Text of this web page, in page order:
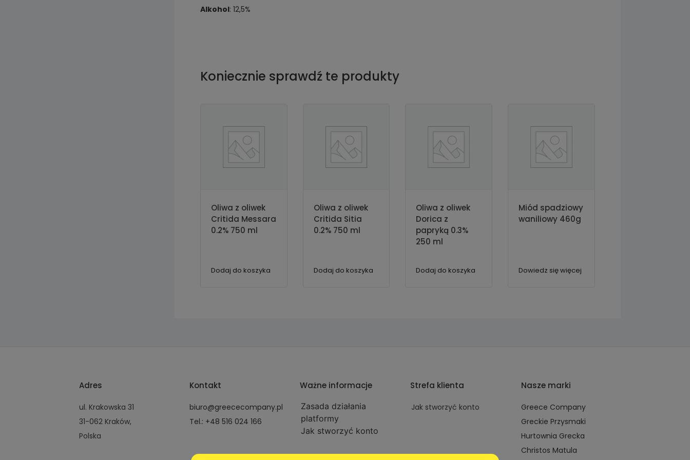
Alkohol: 12,5%
Koniecznie sprawdź te produkty
Oliwa z oliwek
Critida Messara
0.2% 750 ml
Dodaj do koszyka
Oliwa z oliwek
Critida Sitia
0.2% 750 ml
Dodaj do koszyka
Oliwa z oliwek
Dorica z
papryką 0.3%
250 ml
Dodaj do koszyka
Miód spadziowy
waniliowy 460g
Dowiedz się więcej
Adres
ul. Krakowska 31
31-062 Kraków,
Polska
Kontakt
biuro@greececompany.pl
Tel.: +48 516 024 166
Ważne informacje
Zasada działania
platformy
Jak stworzyć konto
Strefa klienta
Jak stworzyć konto
Nasze marki
Greece Company
Greckie Przysmaki
Hurtownia Grecka
Christos Matula